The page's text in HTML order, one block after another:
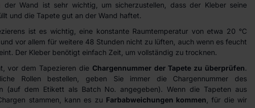
der Wand ist sehr wichtig, um sicherzustellen, dass der Kleber seine
und die Tapete gut an der Wand haftet.
ist es wichtig, eine konstante Raumtemperatur von etwa 20 °C
vor allem für weitere 48 Stunden nicht zu lüften, auch wenn es feucht
Der Kleber benötigt einfach Zeit, um vollständig zu trocknen.
vor dem Tapezieren die Chargennummer der Tapete zu überprüfen.
Rollen bestellen, geben Sie immer die Chargennummer des
(auf dem Etikett als Batch No. angegeben). Wenn die Tapeten aus
stammen, kann es zu Farbabweichungen kommen , für die wir